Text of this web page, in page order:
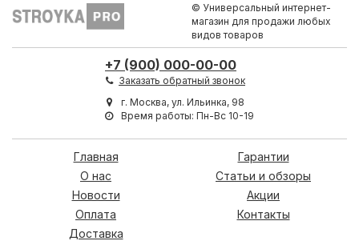
© Универсальный интернет-
магазин для продажи любых
видов товаров
+7 (900) 000-00-00
Заказать обратный звонок
г. Москва, ул. Ильинка, 98
Время работы: Пн-Вс 10-19
Главная
О нас
Новости
Оплата
Доставка
Гарантии
Статьи и обзоры
Акции
Контакты